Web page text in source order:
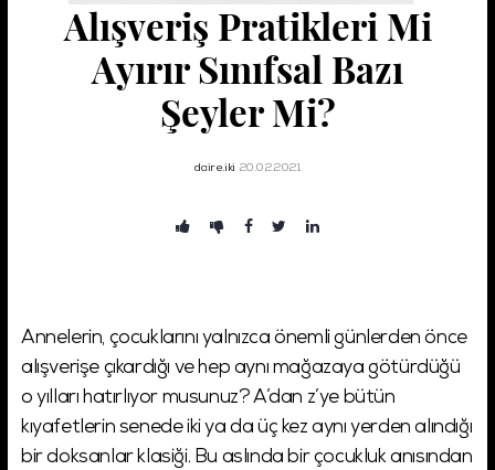
Alışveriş Pratikleri Mi
Ayırır Sınıfsal Bazı
Şeyler Mi?
daire.iki 20.02.2021
Annelerin, çocuklarını yalnızca önemli günlerden önce
alışverişe çıkardığı ve hep aynı mağazaya götürdüğü
o yılları hatırlıyor musunuz? A’dan z’ye bütün
kıyafetlerin senede iki ya da üç kez aynı yerden alındığı
bir doksanlar klasiği. Bu aslında bir çocukluk anısından
Şifremi Unuttum!
Giriş